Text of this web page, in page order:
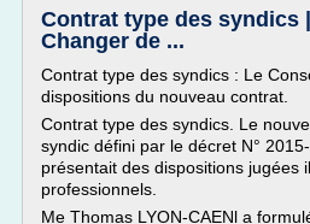
Contrat type des syndics
Changer de ...
Contrat type des syndics : Le
dispositions du nouveau contrat.
Contrat type des syndics. Le
syndic défini par le décret N°
présentait des dispositions jugées
professionnels.
Me Thomas LYON-CAENl a